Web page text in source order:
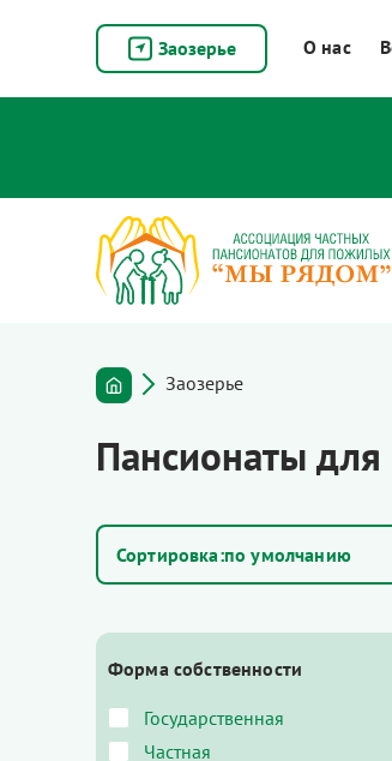
Заозерье О нас
Заозерье
Пансионаты
по умолчанию
Форма собственности
Государственная
Частная